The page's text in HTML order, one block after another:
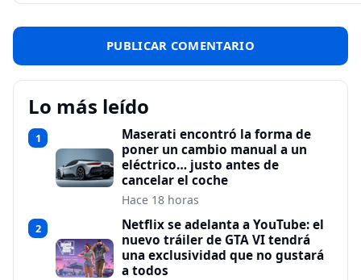
Lo más leído
1
Maserati encontró la forma de
poner un cambio manual a un
eléctrico… justo antes de
cancelar el coche
Hace 18 horas
2
Netflix se adelanta a YouTube: el
nuevo tráiler de GTA VI tendrá
una exclusividad que no gustará
a todos